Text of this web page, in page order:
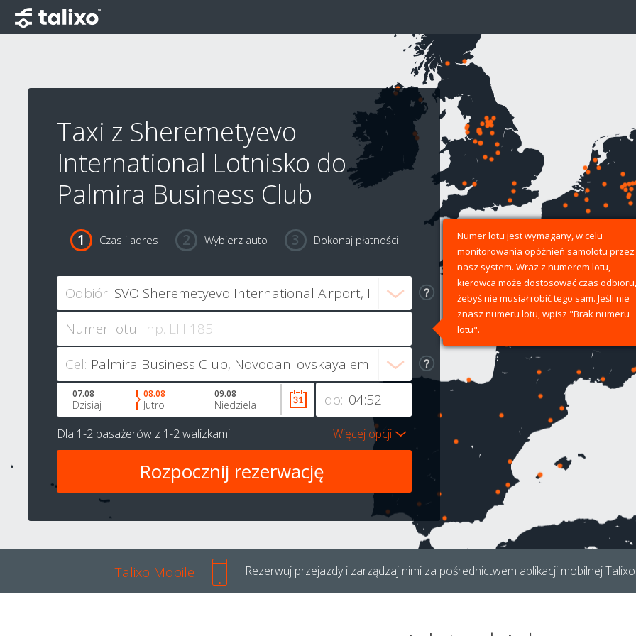
Taxi z Sheremetyevo
International Lotnisko do
Palmira Business Club
Czas i adres Wybierz auto Dokonaj płatności
Odbiór:
Numer lotu:
Numer lotu jest wymagany, w celu
monitorowania opóźnień samolotu przez
nasz system. Wraz z numerem lotu,
kierowca może dostosować czas odbioru,
żebyś nie musiał robić tego sam. Jeśli nie
znasz numeru lotu, wpisz "Brak numeru
lotu".
Cel:
do:
07.08
Dzisiaj
08.08
Jutro
09.08
Niedziela
Dla 1-2 pasażerów z 1-2 walizkami Więcej opcji
Talixo Mobile Rezerwuj przejazdy i zarządzaj nimi za pośrednictwem aplikacji mobilnej